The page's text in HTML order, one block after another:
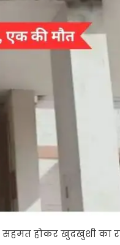
होकर खुदखुशी का